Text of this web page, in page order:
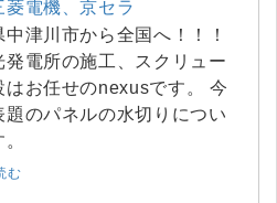
菱電機、京セラ
中津川市から全国へ！！！
発電所の施工、スクリュー
お任せのnexusです。 今
題のパネルの水切りについ
む